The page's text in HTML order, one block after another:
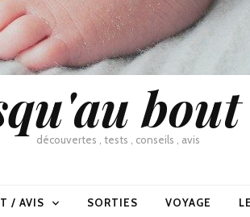
bout
découvertes , tests , conseils , avis
/ AVIS SORTIES VOYAGE